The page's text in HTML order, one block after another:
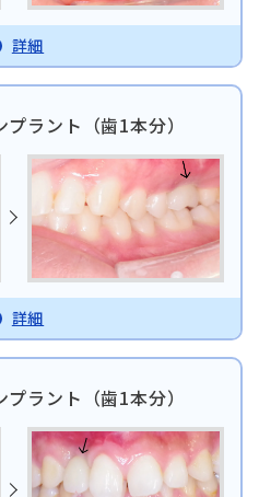
話できます
詳細
ラント（歯1本分）
詳細
ラント（歯1本分）